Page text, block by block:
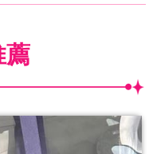
薦